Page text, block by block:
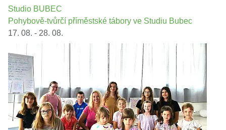
Studio BUBEC
Pohybově-tvůrčí příměstské tábory ve Studiu Bubec
17. 08. - 28. 08.